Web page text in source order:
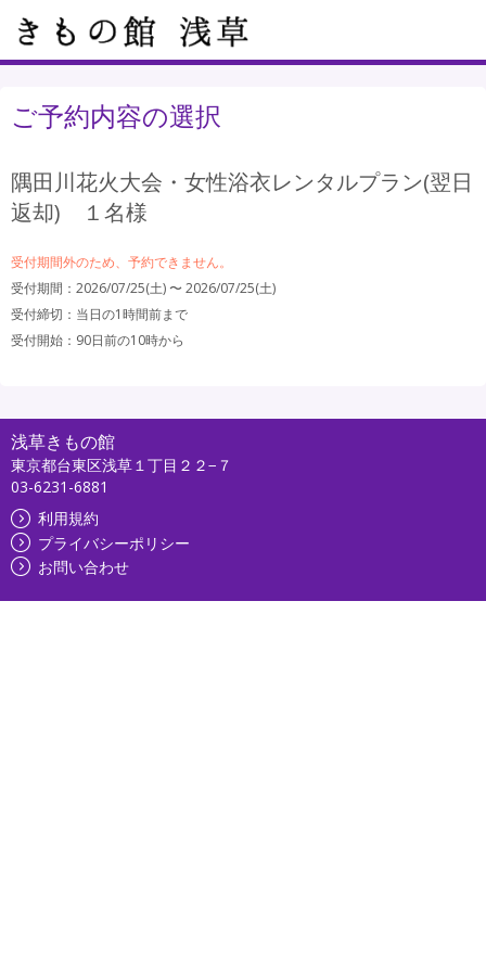
ご予約内容の選択
隅田川花火大会・女性浴衣レンタルプラン(翌日
返却) １名様
受付期間外のため、予約できません。
受付期間：2026/07/25(土) 〜 2026/07/25(土)
受付締切： 当日の1時間前まで
受付開始： 90日前の10時から
浅草きもの館
東京都台東区浅草１丁目２２−７
03-6231-6881
利用規約
プライバシーポリシー
お問い合わせ